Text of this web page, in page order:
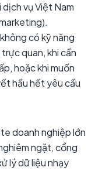
vụ Việt Nam
có kỹ năng
quan, khi cần
hoặc khi muốn
hầu hết yêu cầu
doanh nghiệp lớn
ngặt, cổng
lý dữ liệu nhạy